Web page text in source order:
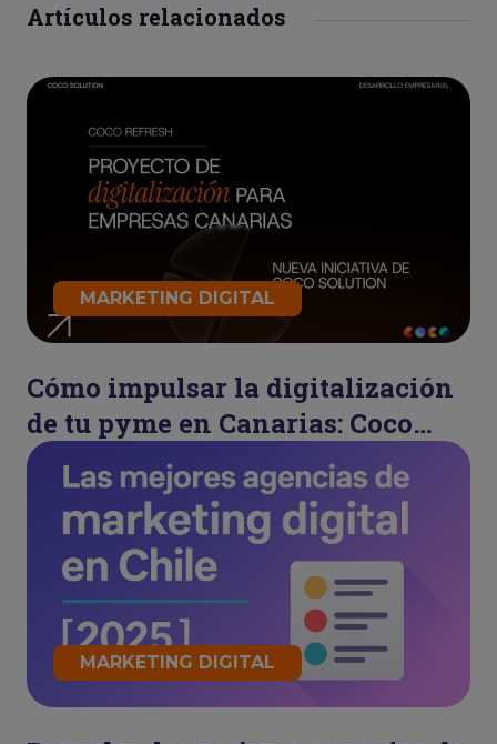
Artículos relacionados
MARKETING DIGITAL
Cómo impulsar la digitalización
de tu pyme en Canarias: Coco
Refresh
MARKETING DIGITAL